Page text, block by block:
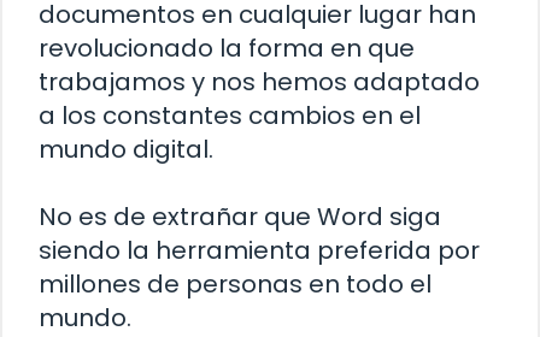
documentos en cualquier lugar han
revolucionado la forma en que
trabajamos y nos hemos adaptado
a los constantes cambios en el
mundo digital.
No es de extrañar que Word siga
siendo la herramienta preferida por
millones de personas en todo el
mundo.